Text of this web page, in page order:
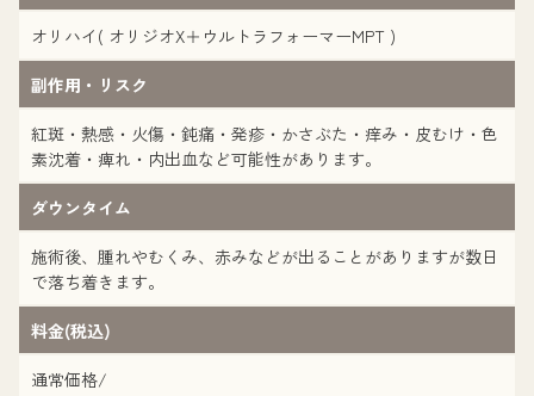
オリハイ( オリジオX＋ウルトラフォーマーMPT )
副作用・リスク
紅斑・熱感・火傷・鈍痛・発疹・かさぶた・痒み・皮むけ・色
素沈着・痺れ・内出血など可能性があります。
ダウンタイム
施術後、腫れやむくみ、赤みなどが出ることがありますが数日
で落ち着きます。
料金(税込)
通常価格/